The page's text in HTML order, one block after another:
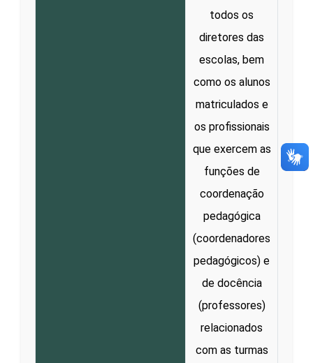
todos os
diretores das
escolas, bem
como os alunos
matriculados e
os profissionais
que exercem as
funções de
coordenação
pedagógica
(coordenadores
pedagógicos) e
de docência
(professores)
relacionados
com as turmas